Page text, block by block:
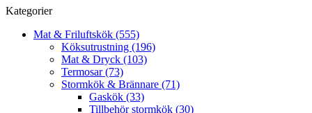
Kategorier
Mat & Friluftskök (555)
Köksutrustning (196)
Mat & Dryck (103)
Termosar (73)
Stormkök & Brännare (71)
Gaskök (33)
Tillbehör stormkök (30)